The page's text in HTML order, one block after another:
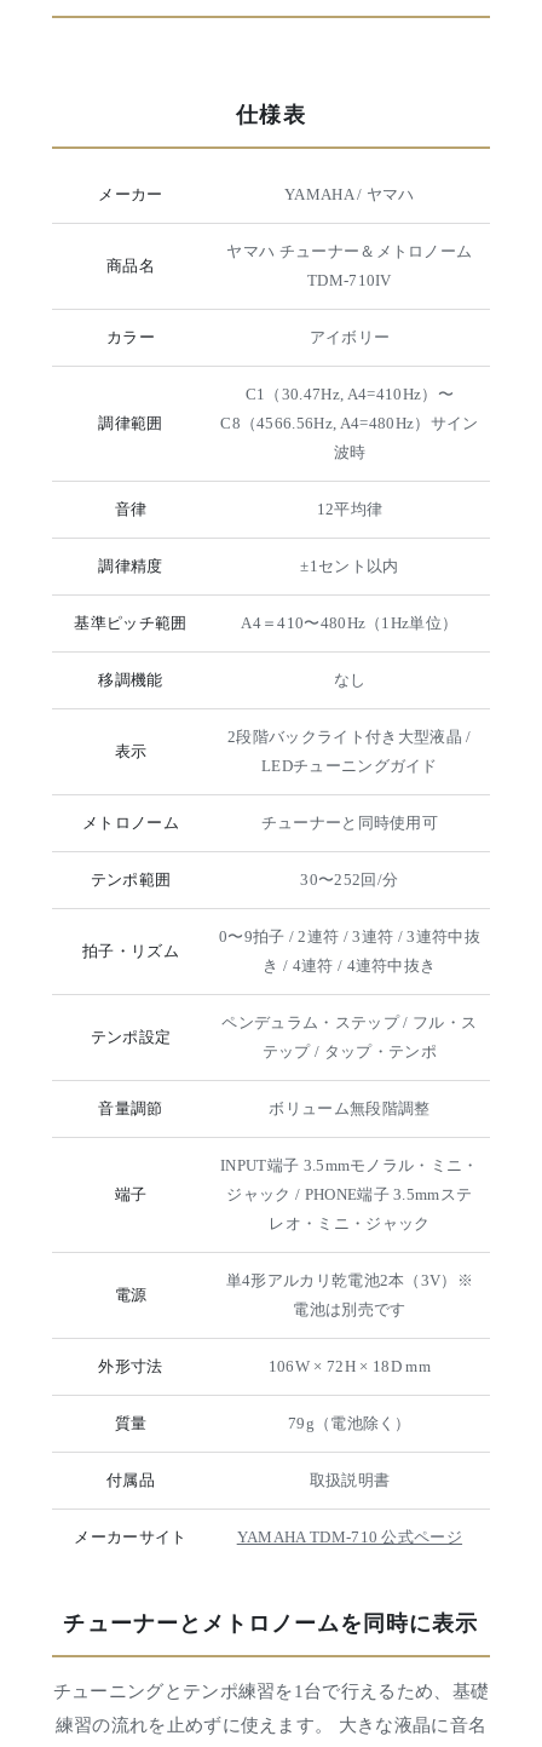
仕様表
メーカー YAMAHA / ヤマハ
商品名
ヤマハ チューナー＆メトロノーム
TDM-710IV
カラー アイボリー
調律範囲
C1（30.47Hz, A4=410Hz）〜
C8（4566.56Hz, A4=480Hz）サイン
波時
音律 12平均律
調律精度 ±1セント以内
基準ピッチ範囲 A4＝410〜480Hz（1Hz単位）
移調機能 なし
表示
2段階バックライト付き大型液晶 /
LEDチューニングガイド
メトロノーム チューナーと同時使用可
テンポ範囲 30〜252回/分
拍子・リズム
0〜9拍子 / 2連符 / 3連符 / 3連符中抜
き / 4連符 / 4連符中抜き
テンポ設定
ペンデュラム・ステップ / フル・ス
テップ / タップ・テンポ
音量調節 ボリューム無段階調整
端子
INPUT端子 3.5mmモノラル・ミニ・
ジャック / PHONE端子 3.5mmステ
レオ・ミニ・ジャック
電源
単4形アルカリ乾電池2本（3V）※
電池は別売です
外形寸法 106W × 72H × 18D mm
質量 79g（電池除く）
付属品 取扱説明書
メーカーサイト YAMAHA TDM-710 公式ページ
チューナーとメトロノームを同時に表示
チューニングとテンポ練習を1台で行えるため、基礎
練習の流れを止めずに使えます。 大きな液晶に音名